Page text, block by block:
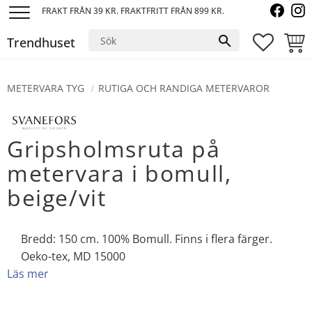
FRAKT FRÅN 39 KR. FRAKTFRITT FRÅN 899 KR.
Trendhuset
METERVARA TYG RUTIGA OCH RANDIGA METERVAROR
Gripsholmsruta på
metervara i bomull,
beige/vit
Bredd: 150 cm. 100% Bomull. Finns i flera färger.
Oeko-tex, MD 15000
Läs mer